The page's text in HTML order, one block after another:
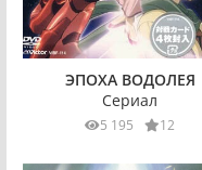
ЭПОХА ВОДОЛЕЯ
Сериал
5 195 12